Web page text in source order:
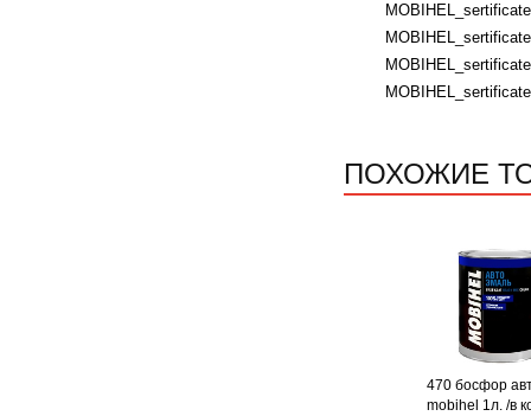
ПОХОЖИЕ
470 босфор
mobihel 1л. /в